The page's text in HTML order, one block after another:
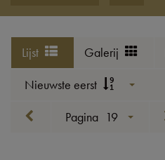
Galerij
Lijst
Nieuwste eerst
Pagina 19